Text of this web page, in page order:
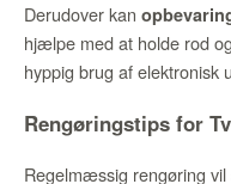
Derudover kan
hjælpe med at holde rod
hyppig brug af elektronisk
Rengøringstips for
Regelmæssig rengøring